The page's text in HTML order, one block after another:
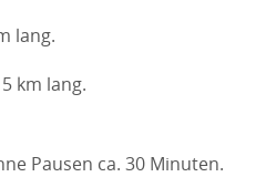
lang.
km lang.
Pausen ca. 30 Minuten.